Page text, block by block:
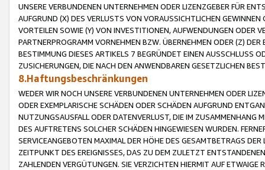
UNSERE VERBUNDENEN UNTERNEHMEN ODER LIZENZGEBER FÜR
AUFGRUND (X) DES VERLUSTS VON VORAUSSICHTLICHEN
VORTEILEN SOWIE (Y) VON INVESTITIONEN, AUFWENDUNGEN ODER
PARTNERPROGRAMM VORNEHMEN BZW. ÜBERNEHMEN ODER (Z)
BESTIMMUNG DIESES ARTIKELS 7 BEGRÜNDET EINEN AUSSCHLUSS
ZUSICHERUNGEN, DIE NACH DEN ANWENDBAREN GESETZLICHEN
8.Haftungsbeschränkungen
WEDER WIR NOCH UNSERE VERBUNDENEN UNTERNEHMEN ODER
ODER EXEMPLARISCHE SCHÄDEN ODER SCHÄDEN AUFGRUND
NUTZUNGSAUSFALL ODER DATENVERLUST, DIE IM ZUSAMMENHANG
DES AUFTRETENS SOLCHER SCHÄDEN HINGEWIESEN WURDEN.
SERVICEANGEBOTEN MAXIMAL DER HÖHE DES GESAMTBETRAGS
ZEITPUNKT DES EREIGNISSES, DAS ZU DEM ZULETZT
ZAHLENDEN VERGÜTUNGEN. SIE VERZICHTEN HIERMIT AUF